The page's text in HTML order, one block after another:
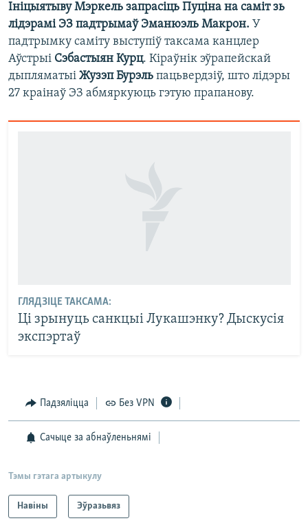
Ініцыятыву Мэркель запрасіць Пуціна на саміт зь
лідэрамі ЭЗ падтрымаў Эманюэль Макрон. У
падтрымку саміту выступіў таксама канцлер
Аўстрыі Сэбастыян Курц. Кіраўнік эўрапейскай
дыпляматыі Жузэп Бурэль пацьвердзіў, што лідэры
27 краінаў ЭЗ абмяркуюць гэтую прапанову.
ГЛЯДЗІЦЕ ТАКСАМА:
Ці зрынуць санкцыі Лукашэнку? Дыскусія
экспэртаў
Падзяліцца Без VPN
Сачыце за абнаўленьнямі
Тэмы гэтага артыкулу
Навіны Эўразьвяз